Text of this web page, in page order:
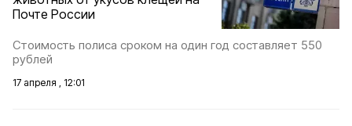
Почте России
Стоимость полиса сроком на один год составляет 550
рублей
17 апреля , 12:01